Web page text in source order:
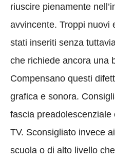
riuscire pienamente
avvincente. Troppi nuovi
stati inseriti senza
che richiede ancora una
Compensano questi
grafica e sonora.
fascia preadolescenziale
TV. Sconsigliato invece
scuola o di alto livello